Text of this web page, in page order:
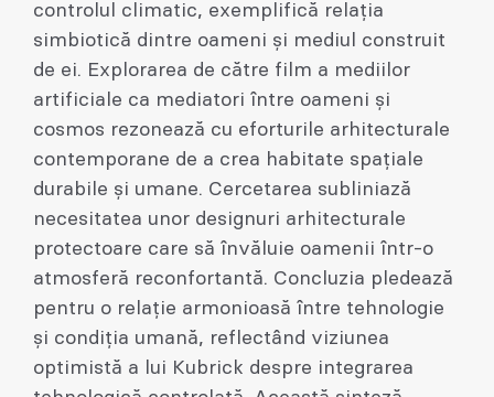
controlul climatic, exemplifică relația
simbiotică dintre oameni și mediul construit
de ei. Explorarea de către film a mediilor
artificiale ca mediatori între oameni și
cosmos rezonează cu eforturile arhitecturale
contemporane de a crea habitate spațiale
durabile și umane. Cercetarea subliniază
necesitatea unor designuri arhitecturale
protectoare care să învăluie oamenii într-o
atmosferă reconfortantă. Concluzia pledează
pentru o relație armonioasă între tehnologie
și condiția umană, reflectând viziunea
optimistă a lui Kubrick despre integrarea